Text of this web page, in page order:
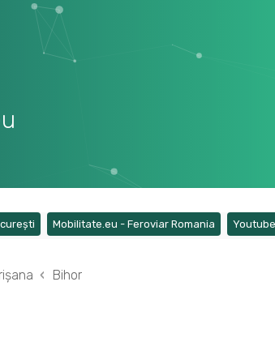
(Opens a new tab)
Mobilitate.eu - Feroviar Romania(Opens a
Youtube
Bihor